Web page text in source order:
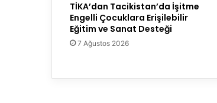
TİKA’dan Tacikistan’da İşitme
Engelli Çocuklara Erişilebilir
Eğitim ve Sanat Desteği
7 Ağustos 2026